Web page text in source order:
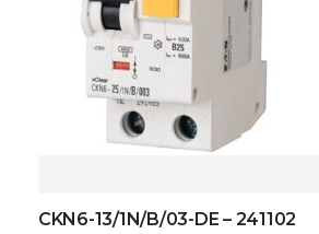
CKN6-13/1N/B/03-DE – 241102